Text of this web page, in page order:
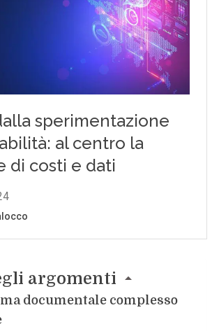
argomenti
documentale complesso